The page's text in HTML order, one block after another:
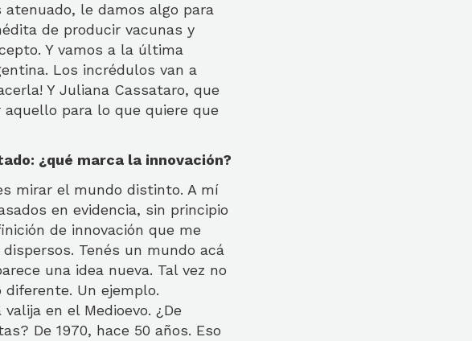
le damos algo para
de producir vacunas y
Y vamos a la última
Los incrédulos van a
Y Juliana Cassataro, que
para lo que quiere que
¿qué marca la innovación?
mirar el mundo distinto. A mí
en evidencia, sin principio
de innovación que me
Tenés un mundo acá
una idea nueva. Tal vez no
Un ejemplo.
en el Medioevo. ¿De
De 1970, hace 50 años. Eso